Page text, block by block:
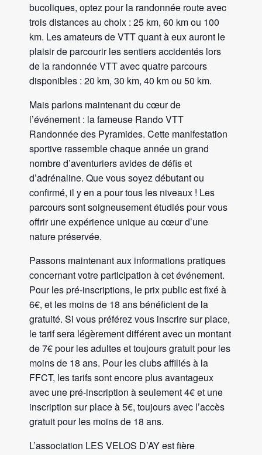
bucoliques, optez pour la randonnée route avec
trois distances au choix : 25 km, 60 km ou 100
km. Les amateurs de VTT quant à eux auront le
plaisir de parcourir les sentiers accidentés lors
de la randonnée VTT avec quatre parcours
disponibles : 20 km, 30 km, 40 km ou 50 km.
Mais parlons maintenant du cœur de
l’événement : la fameuse Rando VTT
Randonnée des Pyramides. Cette manifestation
sportive rassemble chaque année un grand
nombre d’aventuriers avides de défis et
d’adrénaline. Que vous soyez débutant ou
confirmé, il y en a pour tous les niveaux ! Les
parcours sont soigneusement étudiés pour vous
offrir une expérience unique au cœur d’une
nature préservée.
Passons maintenant aux informations pratiques
concernant votre participation à cet événement.
Pour les pré-inscriptions, le prix public est fixé à
6€, et les moins de 18 ans bénéficient de la
gratuité. Si vous préférez vous inscrire sur place,
le tarif sera légèrement différent avec un montant
de 7€ pour les adultes et toujours gratuit pour les
moins de 18 ans. Pour les clubs affiliés à la
FFCT, les tarifs sont encore plus avantageux
avec une pré-inscription à seulement 4€ et une
inscription sur place à 5€, toujours avec l’accès
gratuit pour les moins de 18 ans.
L’association LES VELOS D’AY est fière